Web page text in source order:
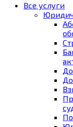
Все услуги